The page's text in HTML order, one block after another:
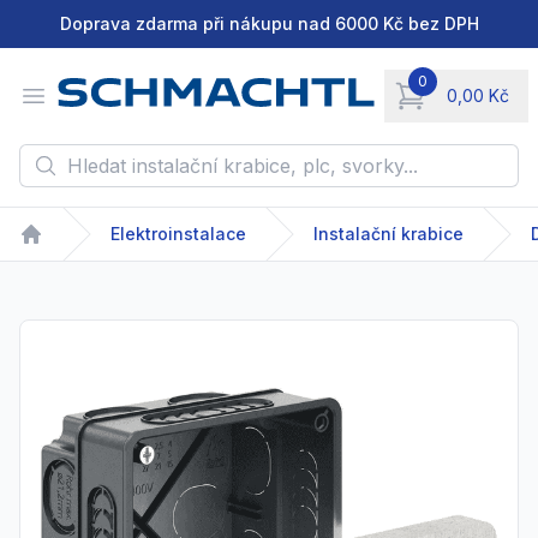
Doprava zdarma při nákupu nad 6000 Kč bez DPH
Open menu
0
0,00 Kč
items in cart,
Hledat instalační krabice, plc, svorky...
Home
Elektroinstalace Instalační krabice